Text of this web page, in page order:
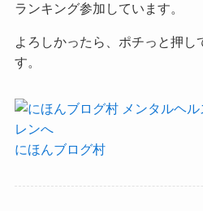
ランキング参加しています。
よろしかったら、ポチっと押し
す。
にほんブログ村